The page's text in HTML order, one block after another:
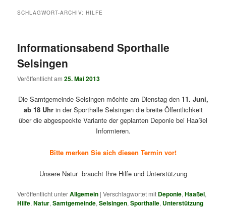
SCHLAGWORT-ARCHIV:HILFE
Informationsabend Sporthalle
Selsingen
Veröffentlicht am25. Mai 2013
Die Samtgemeinde Selsingen möchte am Dienstag den 11. Juni,
ab 18 Uhrin der Sporthalle Selsingen die breite Öffentlichkeit
über die abgespeckte Variante der geplanten Deponie bei Haaßel
Informieren.
Bitte merken Sie sich diesen Termin vor!
Unsere Natur braucht Ihre Hilfe und Unterstützung
Veröffentlicht unterAllgemein |Verschlagwortet mit Deponie,Haaßel,
Hilfe,Natur,Samtgemeinde,Selsingen,Sporthalle, Unterstützung